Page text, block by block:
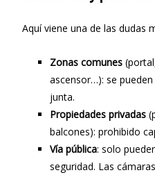
Aquí viene una de las dudas
Zonas comunes
ascensor…): se
junta.
Propiedades privadas
balcones): prohibido
Vía pública: solo
seguridad. Las